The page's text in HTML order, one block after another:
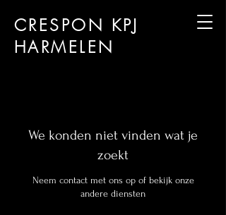
CRESPON KPJ
HARMELEN
We konden niet vinden wat je
zoekt
Neem contact met ons op of bekijk onze
andere diensten